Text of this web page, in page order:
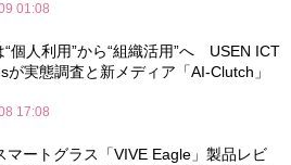
01:08
“個人利用”から“組織活用”へ USEN ICT
が実態調査と新メディア「AI-Clutch」
17:08
マートグラス「VIVE Eagle」製品レビ